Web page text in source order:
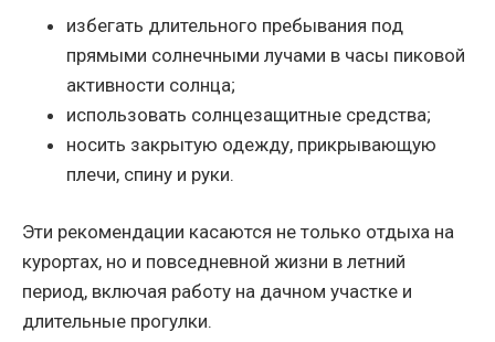
избегать длительного пребывания под
прямыми солнечными лучами в часы пиковой
активности солнца;
использовать солнцезащитные средства;
носить закрытую одежду, прикрывающую
плечи, спину и руки.
Эти рекомендации касаются не только отдыха на
курортах, но и повседневной жизни в летний
период, включая работу на дачном участке и
длительные прогулки.